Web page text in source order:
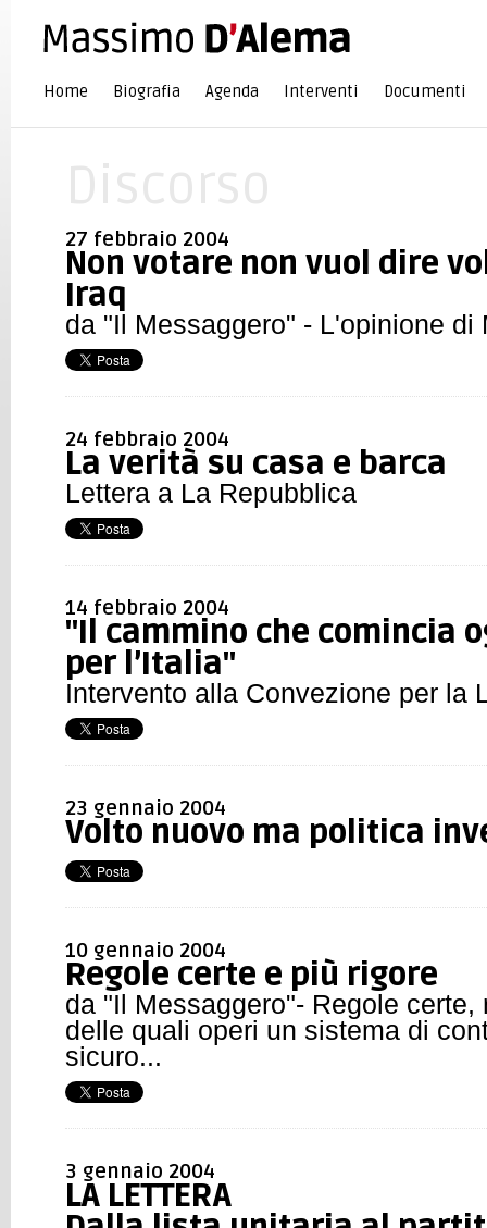
Home Biografia Agenda Interventi Documenti
27 febbraio 2004
Non votare non vuol dire
Iraq
da "Il Messaggero" - L'opinione di
24 febbraio 2004
La verità su casa e barca
Lettera a La Repubblica
14 febbraio 2004
"Il cammino che comincia
per l’Italia"
Intervento alla Convezione per la
23 gennaio 2004
Volto nuovo ma politica
10 gennaio 2004
Regole certe e più rigore
da "Il Messaggero"- Regole certe,
delle quali operi un sistema di
sicuro...
3 gennaio 2004
LA LETTERA